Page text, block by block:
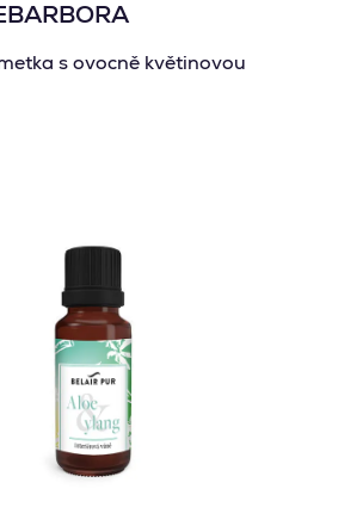
s ovocně květinovou